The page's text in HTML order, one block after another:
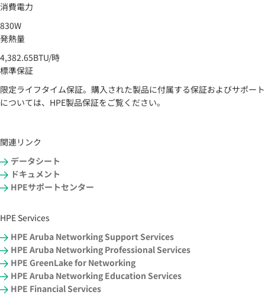
消費電力
830W
発熱量
4,382.65BTU/時
標準保証
限定ライフタイム保証。購入された製品に付属する保証およびサポート
については、HPE製品保証をご覧ください。
関連リンク
データシート
ドキュメント
HPEサポートセンター
HPE Services
HPE Aruba Networking Support Services
HPE Aruba Networking Professional Services
HPE GreenLake for Networking
HPE Aruba Networking Education Services
HPE Financial Services